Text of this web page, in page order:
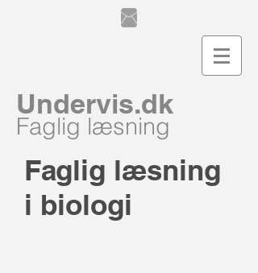
Faglig læsning
i biologi
Undervis.dk
Faglig læsning